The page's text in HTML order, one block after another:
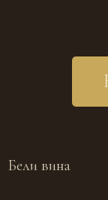
Бели вина